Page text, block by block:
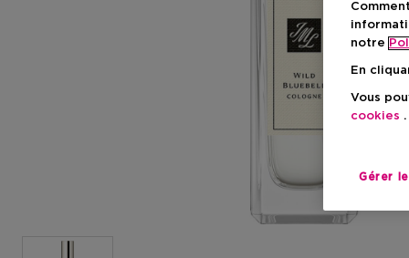
notre
En
Vous
cookies
Gérer